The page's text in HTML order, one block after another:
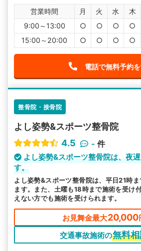
営業時間 月 火 水 木
9:00～13:00
○ ○ ○ ○
15:00～20:00
○ ○ ○ ○
電話で無料予約
整骨院・接骨院
よし姿勢&スポーツ整骨院
4.5
- 件
よし姿勢&スポーツ整骨院は、夜
す。
よし姿勢&スポーツ整骨院は、平日21時
ます。また、土曜も18時まで施術を受け
えない方でも施術を受けられます。
お見舞金最大20,000
交通事故施術の無料